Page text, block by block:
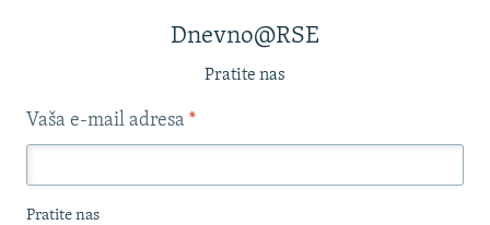
Dnevno@RSE
Pratite nas
Vaša e-mail adresa *
Pratite nas